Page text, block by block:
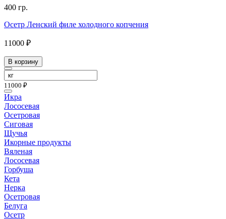
400 гр.
Осетр Ленский филе холодного копчения
11000 ₽
В корзину
11000 ₽
Икра
Лососевая
Осетровая
Сиговая
Щучья
Икорные продукты
Вяленая
Лососевая
Горбуша
Кета
Нерка
Осетровая
Белуга
Осетр